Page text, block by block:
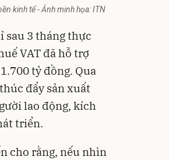
kinh tế - Ảnh minh họa: ITN
sau 3 tháng thực
VAT đã hỗ trợ
tỷ đồng. Qua
đẩy sản xuất
lao động, kích
triển.
cho rằng, nếu nhìn